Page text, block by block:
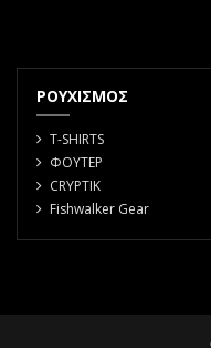
ΡΟΥΧΙΣΜΟΣ
T-SHIRTS
ΦΟΥΤΕΡ
CRYPTIK
Fishwalker Gear